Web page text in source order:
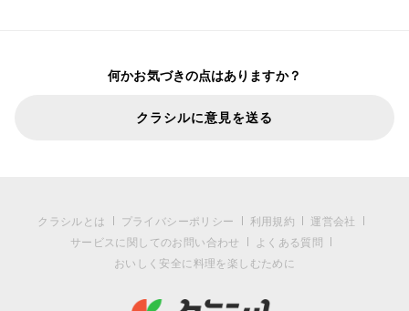
何かお気づきの点はありますか？
クラシルに意見を送る
クラシルとは プライバシーポリシー 利用規約
運営会社
サービスに関してのお問い合わせ
よくある質問
おいしく安全に料理を楽しむために